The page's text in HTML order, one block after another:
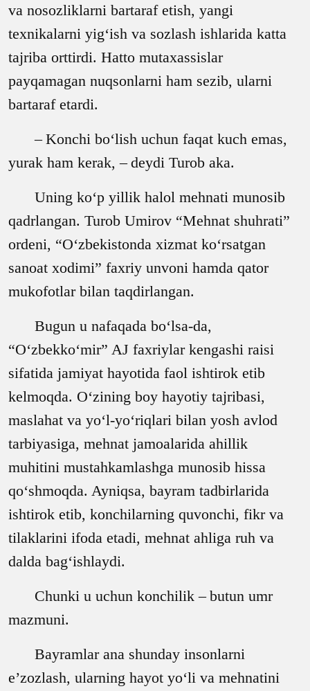
va nosozliklarni bartaraf etish, yangi
texnikalarni yig‘ish va sozlash ishlarida katta
tajriba orttirdi. Hatto mutaxassislar
payqamagan nuqsonlarni ham sezib, ularni
bartaraf etardi.
– Konchi bo‘lish uchun faqat kuch emas,
yurak ham kerak,– deydi Turob aka.
Uning ko‘p yillik halol mehnati munosib
qadrlangan. Turob Umirov “Mehnat shuhrati”
ordeni, “O‘zbekistonda xizmat ko‘rsatgan
sanoat xodimi” faxriy unvoni hamda qator
mukofotlar bilan taqdirlangan.
Bugun u nafaqada bo‘lsa-da,
“O‘zbekko‘mir” AJ faxriylar kengashi raisi
sifatida jamiyat hayotida faol ishtirok etib
kelmoqda. O‘zining boy hayotiy tajribasi,
maslahat va yo‘l-yo‘riqlari bilan yosh avlod
tarbiyasiga, mehnat jamoalarida ahillik
muhitini mustahkamlashga munosib hissa
qo‘shmoqda. Ayniqsa, bayram tadbirlarida
ishtirok etib, konchilarning quvonchi, fikr va
tilaklarini ifoda etadi, mehnat ahliga ruh va
dalda bag‘ishlaydi.
Chunki u uchun konchilik– butun umr
mazmuni.
Bayramlar ana shunday insonlarni
e’zozlash, ularning hayot yo‘li va mehnatini